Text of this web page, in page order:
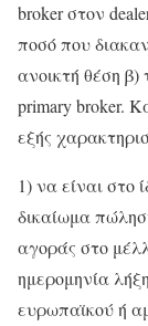
broker στον
ποσό που
ανοικτή θέση
primary broker.
εξής
1) να είναι στο
δικαίωμα
αγοράς στο
ημερομηνία
ευρωπαϊκού ή